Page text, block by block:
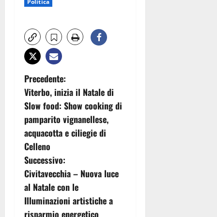
Politica
N
a
v
i
g
a
z
Precedente:
Viterbo, inizia il Natale di
Slow food: Show cooking di
pamparito vignanellese,
acquacotta e ciliegie di
Celleno
Successivo:
Civitavecchia – Nuova luce
al Natale con le
Illuminazioni artistiche a
risparmio energetico